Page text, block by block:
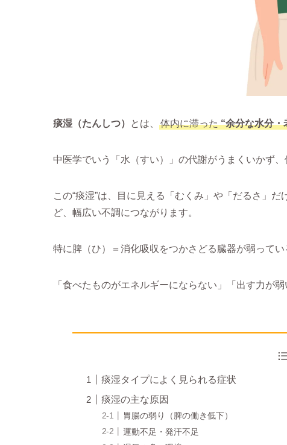
痰湿（たんしつ） とは、 体内に滞った“余分な水分・
中医学でいう「水（すい）」の代謝がうまくいかず、
この“痰湿”は、目に見える「むくみ」や「だるさ」
ど、幅広い不調につながります。
特に脾（ひ）＝消化吸収をつかさどる臓器が弱って
「食べたものがエネルギーにならない」「出す力が
痰湿タイプによく見られる症状
痰湿の主な原因
胃腸の弱り（脾の働き低下）
運動不足・発汗不足